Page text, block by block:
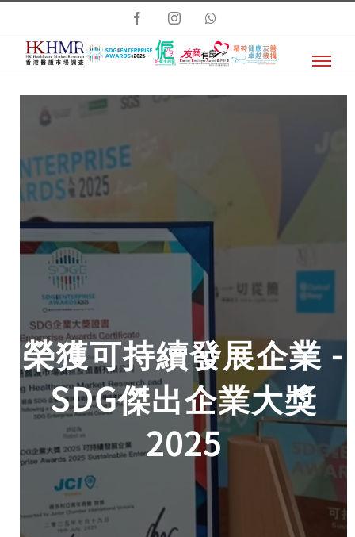
Skip
content
FacebookInstagram
榮獲可持續發展企業 -
SDG傑出企業大獎
2025